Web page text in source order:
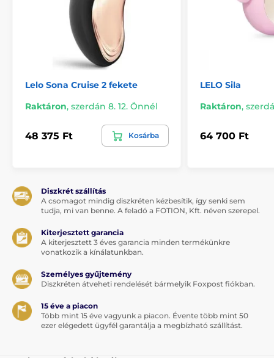
Szilikon vibrátorok
Squirting LELO vibrátorok
Egyéb klitorális stimulátorok
Lelo Sona Cruise 2 fekete
Raktáron, szerdán 8. 12. Önnél
48 375 Ft Kosárba
LELO Sila
Raktáron,
64 700 Ft
Diszkrét szállítás
A csomagot mindig diszkréten kézbesítik, így senki sem
tudja, mi van benne. A feladó a FOTION, Kft. néven szerepel.
Kiterjesztett garancia
A kiterjesztett 3 éves garancia minden termékünkre
vonatkozik a kínálatunkban.
Személyes gyűjtemény
Diszkréten átveheti rendelését bármelyik Foxpost fiókban.
15 éve a piacon
Több mint 15 éve vagyunk a piacon. Évente több mint 50
ezer elégedett ügyfél garantálja a megbízható szállítást.